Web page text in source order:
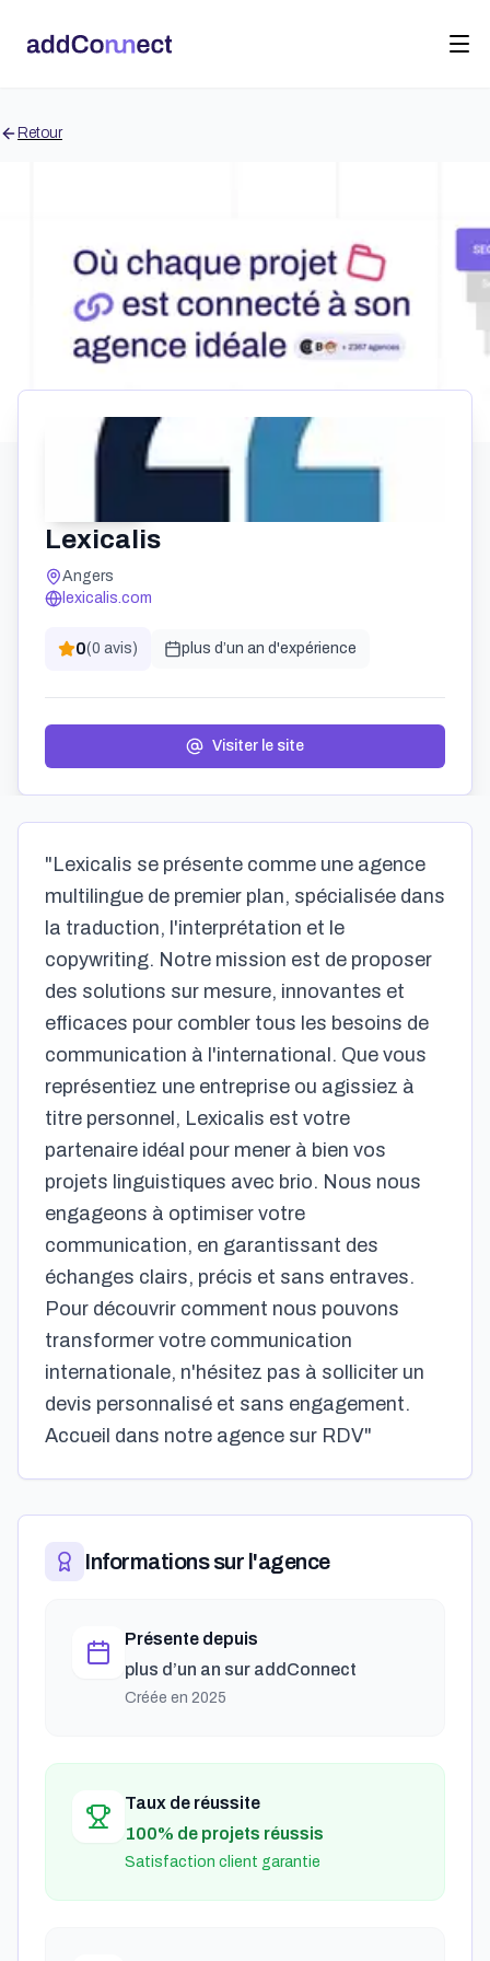
Retour
Lexicalis
Angers
lexicalis.com
0(0 avis) plus d’un an d'expérience
Visiter le site
"Lexicalis se présente comme une agence
multilingue de premier plan, spécialisée dans
la traduction, l'interprétation et le
copywriting. Notre mission est de proposer
des solutions sur mesure, innovantes et
efficaces pour combler tous les besoins de
communication à l'international. Que vous
représentiez une entreprise ou agissiez à
titre personnel, Lexicalis est votre
partenaire idéal pour mener à bien vos
projets linguistiques avec brio. Nous nous
engageons à optimiser votre
communication, en garantissant des
échanges clairs, précis et sans entraves.
Pour découvrir comment nous pouvons
transformer votre communication
internationale, n'hésitez pas à solliciter un
devis personnalisé et sans engagement.
Accueil dans notre agence sur RDV"
Informations sur l'agence
Présente depuis
plus d’un an sur addConnect
Créée en 2025
Taux de réussite
100% de projets réussis
Satisfaction client garantie